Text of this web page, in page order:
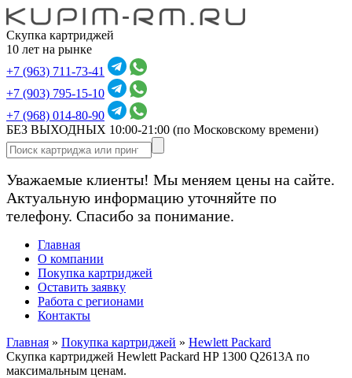
Скупка картриджей
10 лет на рынке
+7 (963) 711-73-41
+7 (903) 795-15-10
+7 (968) 014-80-90
БЕЗ ВЫХОДНЫХ 10:00-21:00 (по Московскому времени)
Уважаемые клиенты! Мы меняем цены на сайте.
Актуальную информацию уточняйте по
телефону. Спасибо за понимание.
Главная
О компании
Покупка картриджей
Оставить заявку
Работа с регионами
Контакты
Главная » Покупка картриджей » Hewlett Packard
Скупка картриджей Hewlett Packard HP 1300 Q2613A по
максимальным ценам.